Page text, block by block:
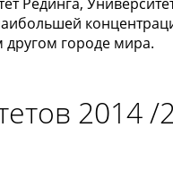
городе мира.
2014 /